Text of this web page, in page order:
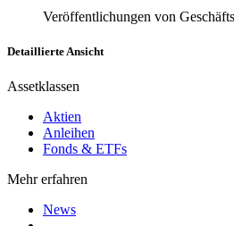
Veröffentlichungen von
Detaillierte Ansicht
Assetklassen
Aktien
Anleihen
Fonds & ETFs
Mehr erfahren
News